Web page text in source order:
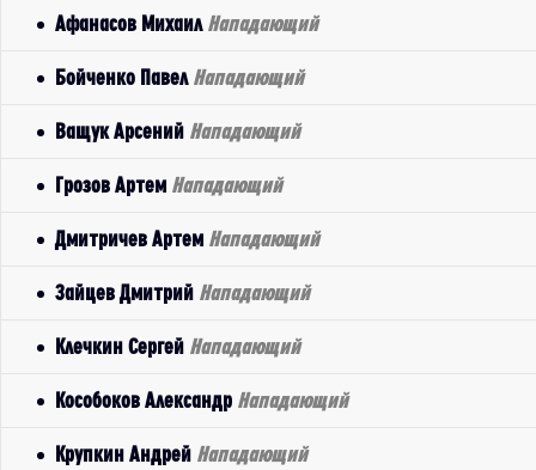
Афанасов Михаил Нападающий
Бойченко Павел Нападающий
Ващук Арсений Нападающий
Грозов Артем Нападающий
Дмитричев Артем Нападающий
Зайцев Дмитрий Нападающий
Клечкин Сергей Нападающий
Кособоков Александр Нападающий
Крупкин Андрей Нападающий